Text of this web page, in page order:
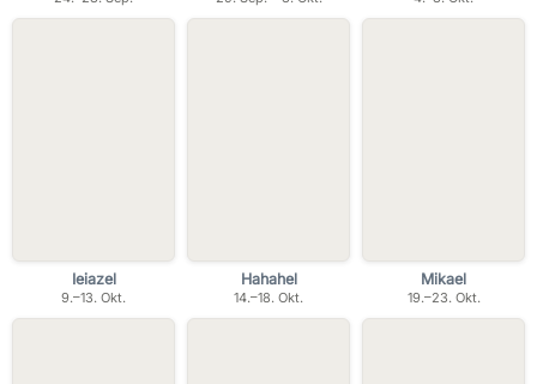
Ieiazel
9.–13. Okt.
Hahahel
14.–18. Okt.
Mikael
19.–23. Okt.